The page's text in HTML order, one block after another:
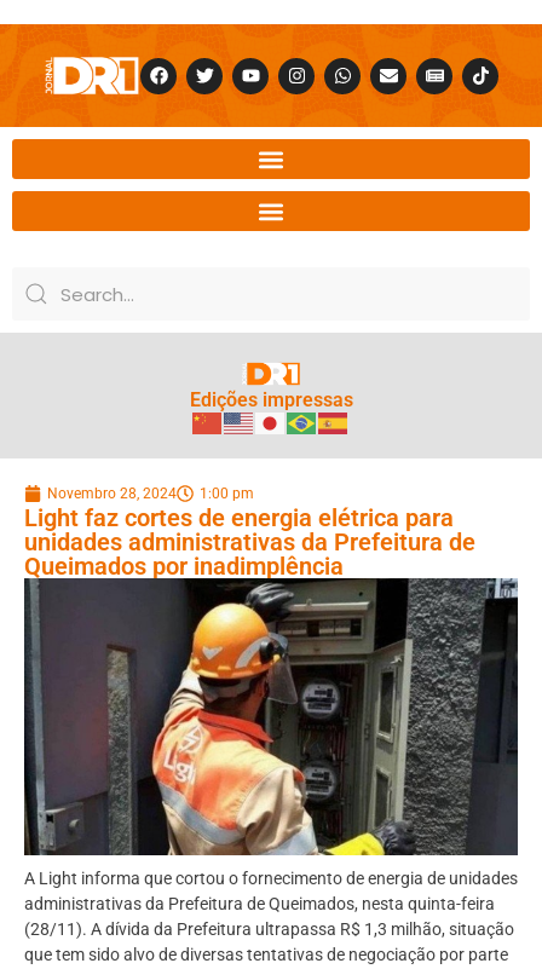
Edições impressas
Novembro 28, 2024 1:00 pm
Light faz cortes de energia elétrica para
unidades administrativas da Prefeitura de
Queimados por inadimplência
A Light informa que cortou o fornecimento de energia de unidades
administrativas da Prefeitura de Queimados, nesta quinta-feira
(28/11). A dívida da Prefeitura ultrapassa R$ 1,3 milhão, situação
que tem sido alvo de diversas tentativas de negociação por parte